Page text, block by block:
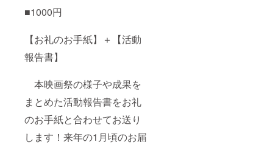
■1000円
【お礼のお手紙】＋【活動
報告書】
本映画祭の様子や成果を
まとめた活動報告書をお礼
のお手紙と合わせてお送り
します！来年の1月頃のお届